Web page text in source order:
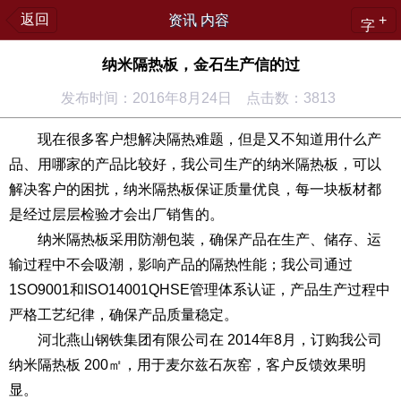
返回 资讯 内容 字 +
纳米隔热板，金石生产信的过
发布时间：2016年8月24日 点击数：3813
现在很多客户想解决隔热难题，但是又不知道用什么产
品、用哪家的产品比较好，我公司生产的纳米隔热板，可以
解决客户的困扰，纳米隔热板保证质量优良，每一块板材都
是经过层层检验才会出厂销售的。
纳米隔热板采用防潮包装，确保产品在生产、储存、运
输过程中不会吸潮，影响产品的隔热性能；我公司通过
1SO9001和ISO14001QHSE管理体系认证，产品生产过程中
严格工艺纪律，确保产品质量稳定。
河北燕山钢铁集团有限公司在 2014年8月，订购我公司
纳米隔热板 200㎡，用于麦尔兹石灰窑，客户反馈效果明
显。